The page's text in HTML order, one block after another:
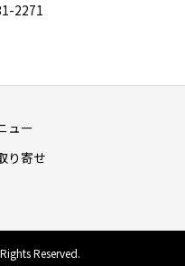
2271
ュー
り寄せ
Reserved.